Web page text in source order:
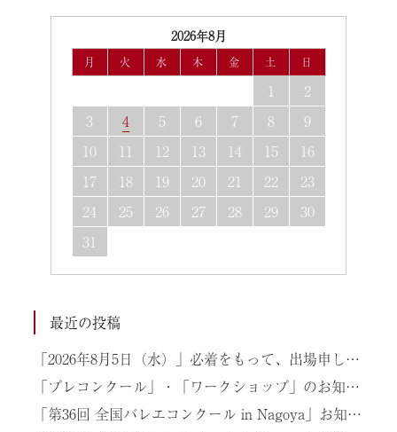
2026年8月
月 火 水 木 金 土 日
1
2
3
4 5 6 7 8
9
10
11 12 13 14 15
16
17
18 19 20 21 22
23
24
25 26 27 28 29
30
31
最近の投稿
「2026年8月5日（水）」必着をもって、出場申し込みを締め切りといたします
「プレコンクール」・「ワークショップ」のお知らせ情報
「第36回 全国バレエコンクール in Nagoya」お知らせ情報